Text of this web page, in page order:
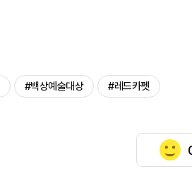
#백상예술대상 #레드카펫